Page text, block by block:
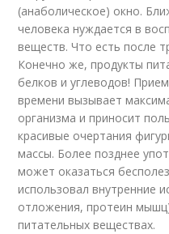
(анаболическое) окно.
человека нуждается в
веществ. Что есть после
Конечно же, продукты
белков и углеводов!
времени вызывает
организма и приносит
красивые очертания
массы. Более позднее
может оказаться
использовал внутренние
отложения, протеин
питательных веществах.